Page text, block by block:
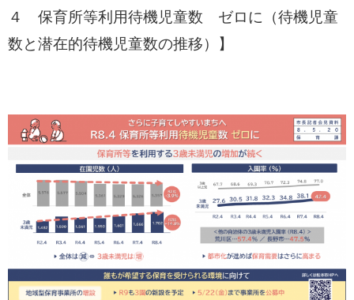
４ 保育所等利用待機児童数 ゼロに（待機児童
数と潜在的待機児童数の推移）】